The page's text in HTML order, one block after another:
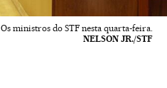
Os ministros do STF nesta quarta-feira.
NELSON JR./STF